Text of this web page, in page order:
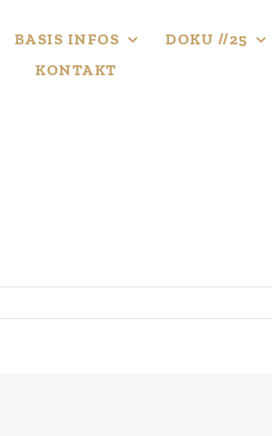
BASIS INFOS
DOKU //25
KONTAKT